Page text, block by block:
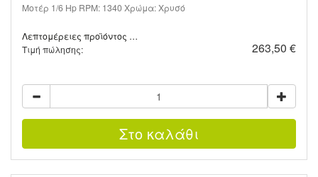
Μοτέρ 1/6 Hp RPM: 1340 Χρώμα: Χρυσό
Λεπτομέρειες προϊόντος …
Τιμή πώλησης:
263,50 €